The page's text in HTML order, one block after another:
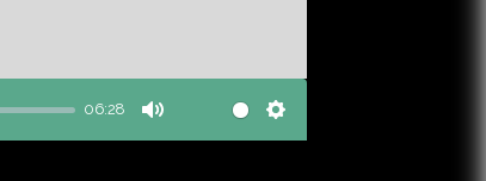
06:28
Mute Settings